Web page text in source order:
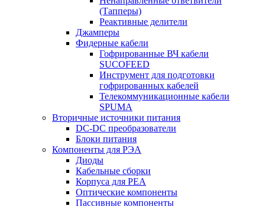
(Тапперы)
Реактивные делители
Джамперы
Фидерные кабели
Гофрированные ВЧ кабели
SUCOFEED
Инструмент для подготовки
гофрированных кабелей
Телекоммуникационные кабели
SPUMA
Вторичные источники питания
DC-DC преобразователи
Блоки питания
Компоненты для РЭА
Диоды
Кабельные сборки
Корпуса для РЕА
Оптические компоненты
Пассивные компоненты